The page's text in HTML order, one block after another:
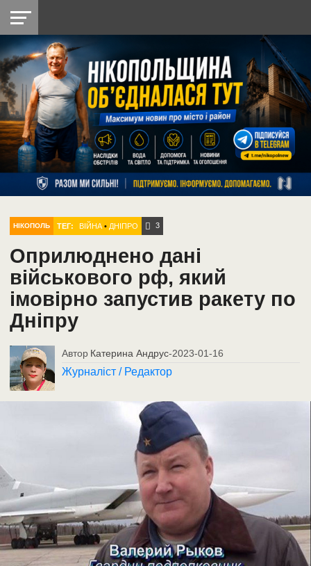
НІКОПОЛЬ
РАЙОН
СІЧЕСЛАВСЬКА
УКРАЇНА
РЕТРО
НІКОПОЛЬ
ЛАЙТ
УКРАЇНА
ДОПОМОГА
РАДІО
НІКОПОЛЬ ТЕГ: ВІЙНА • ДНІПРО 3
Оприлюднено дані
військового рф, який
імовірно запустив ракету по
Дніпру
Автор Катерина Андрус-2023-01-16
Журналіст / Редактор